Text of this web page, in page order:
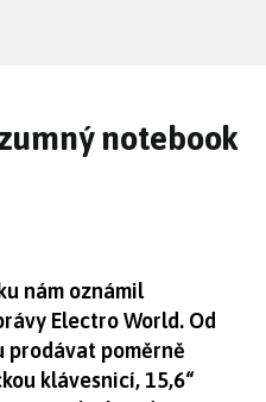
notebook
nám oznámil
Electro World. Od
prodávat poměrně
klávesnicí, 15,6“